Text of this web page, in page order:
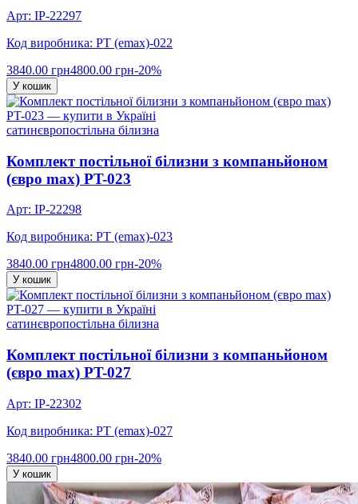
Арт: IP-22297
Код виробника: PT (emax)-022
3840.00 грн4800.00 грн-20%
У кошик
сатинєвропостільна білизна
Комплект постільної білизни з компаньйоном
(євро max) PT-023
Арт: IP-22298
Код виробника: PT (emax)-023
3840.00 грн4800.00 грн-20%
У кошик
сатинєвропостільна білизна
Комплект постільної білизни з компаньйоном
(євро max) PT-027
Арт: IP-22302
Код виробника: PT (emax)-027
3840.00 грн4800.00 грн-20%
У кошик